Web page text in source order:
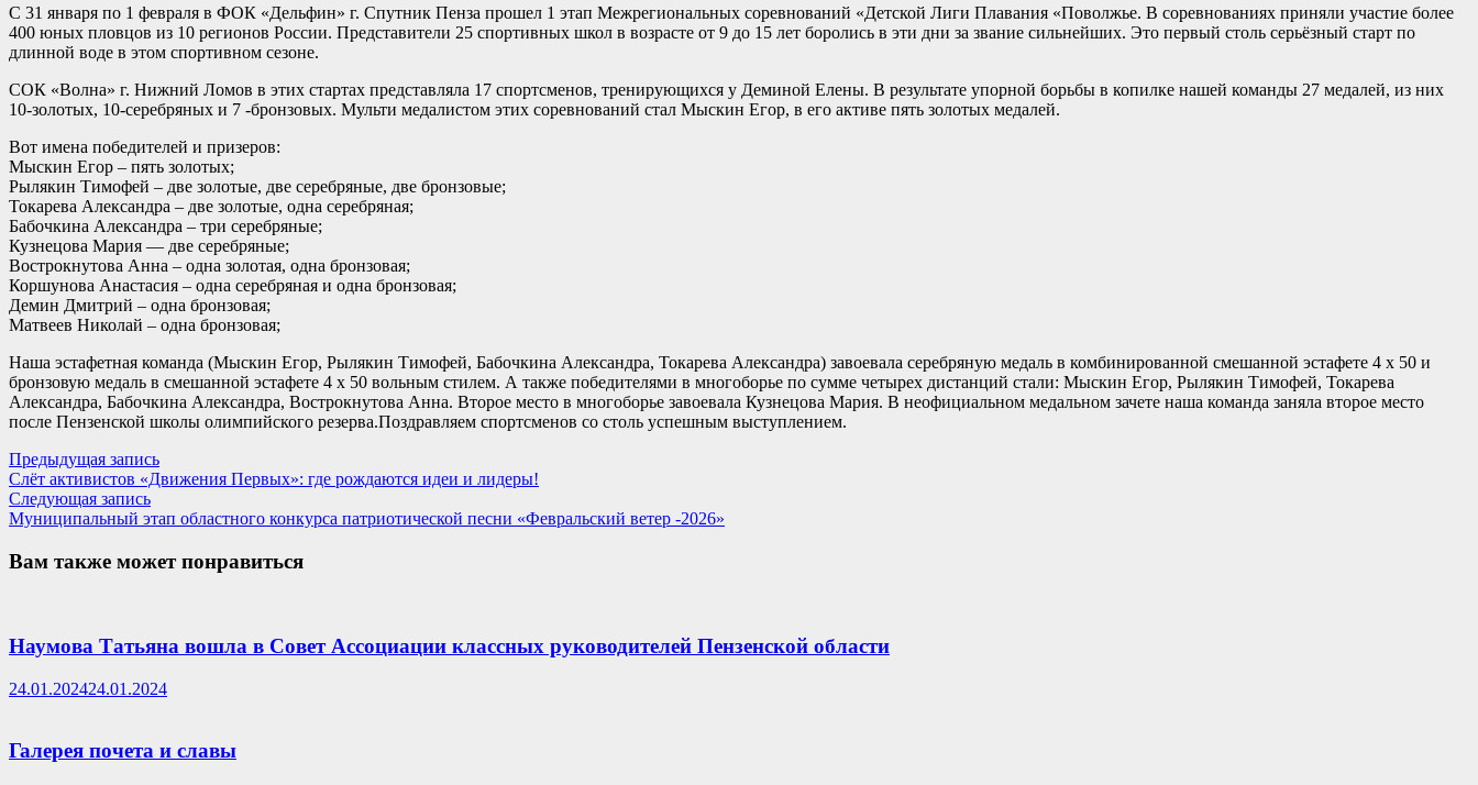
С 31 января по 1 февраля в ФОК «Дельфин» г. Спутник Пенза прошел 1 этап Межрегиональных соревнований «Детской Лиги Плавания «Поволжье. В соревнованиях приняли участие более
400 юных пловцов из 10 регионов России. Представители 25 спортивных школ в возрасте от 9 до 15 лет боролись в эти дни за звание сильнейших. Это первый столь серьёзный старт по
длинной воде в этом спортивном сезоне.
СОК «Волна» г. Нижний Ломов в этих стартах представляла 17 спортсменов, тренирующихся у Деминой Елены. В результате упорной борьбы в копилке нашей команды 27 медалей, из них
10-золотых, 10-серебряных и 7 -бронзовых. Мульти медалистом этих соревнований стал Мыскин Егор, в его активе пять золотых медалей.
Вот имена победителей и призеров:
Мыскин Егор – пять золотых;
Рылякин Тимофей – две золотые, две серебряные, две бронзовые;
Токарева Александра – две золотые, одна серебряная;
Бабочкина Александра – три серебряные;
Кузнецова Мария — две серебряные;
Вострокнутова Анна – одна золотая, одна бронзовая;
Коршунова Анастасия – одна серебряная и одна бронзовая;
Демин Дмитрий – одна бронзовая;
Матвеев Николай – одна бронзовая;
Наша эстафетная команда (Мыскин Егор, Рылякин Тимофей, Бабочкина Александра, Токарева Александра) завоевала серебряную медаль в комбинированной смешанной эстафете 4 х 50 и
бронзовую медаль в смешанной эстафете 4 х 50 вольным стилем. А также победителями в многоборье по сумме четырех дистанций стали: Мыскин Егор, Рылякин Тимофей, Токарева
Александра, Бабочкина Александра, Вострокнутова Анна. Второе место в многоборье завоевала Кузнецова Мария. В неофициальном медальном зачете наша команда заняла второе место
после Пензенской школы олимпийского резерва.Поздравляем спортсменов со столь успешным выступлением.
Навигация
по
записям
Предыдущая записьПредыдущая
запись:
Слёт активистов «Движения Первых»: где рождаются идеи и лидеры!
Следующая записьСледующая
запись:
Муниципальный этап областного конкурса патриотической песни «Февральский ветер -2026»
Вам также может понравиться
Наумова Татьяна вошла в Совет Ассоциации классных руководителей Пензенской области
24.01.202424.01.2024
Галерея почета и славы